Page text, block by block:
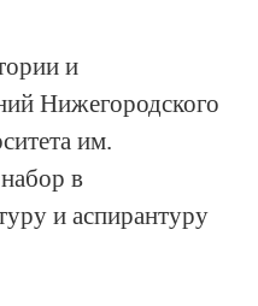
и
Нижегородского
им.
в
и аспирантуру